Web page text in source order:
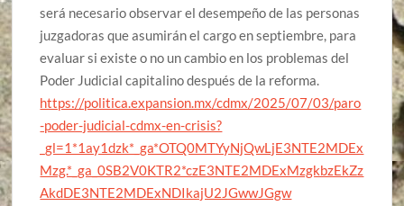
será necesario observar el desempeño de las personas
juzgadoras que asumirán el cargo en septiembre, para
evaluar si existe o no un cambio en los problemas del
Poder Judicial capitalino después de la reforma.
https://politica.expansion.mx/cdmx/2025/07/03/paro
-poder-judicial-cdmx-en-crisis?
_gl=1*1ay1dzk*_ga*OTQ0MTYyNjQwLjE3NTE2MDEx
Mzg.*_ga_0SB2V0KTR2*czE3NTE2MDExMzgkbzEkZz
AkdDE3NTE2MDExNDIkajU2JGwwJGgw